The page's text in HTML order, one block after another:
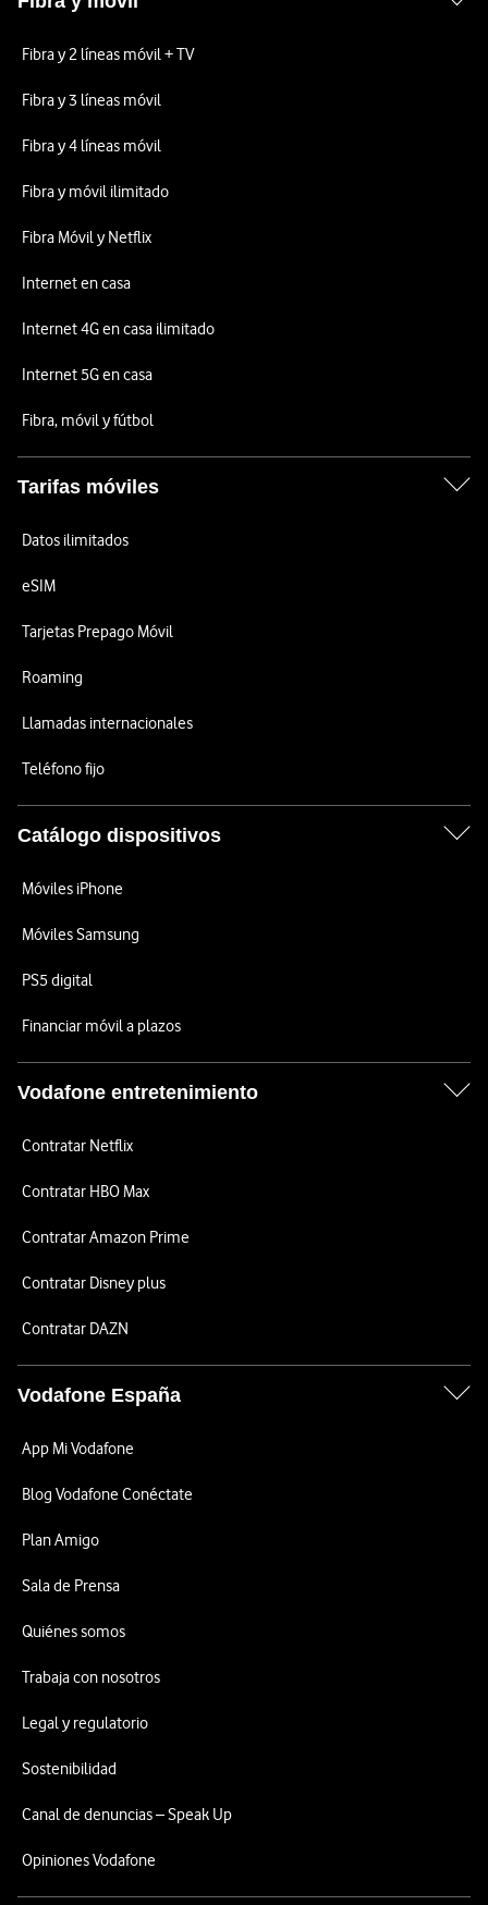
Fibra y 2 líneas móvil + TV
Fibra y 3 líneas móvil
Fibra y 4 líneas móvil
Fibra y móvil ilimitado
Fibra Móvil y Netflix
Internet en casa
Internet 4G en casa ilimitado
Internet 5G en casa
Fibra, móvil y fútbol
Tarifas móviles
Datos ilimitados
eSIM
Tarjetas Prepago Móvil
Roaming
Llamadas internacionales
Teléfono fijo
Catálogo dispositivos
Móviles iPhone
Móviles Samsung
PS5 digital
Financiar móvil a plazos
Vodafone entretenimiento
Contratar Netflix
Contratar HBO Max
Contratar Amazon Prime
Contratar Disney plus
Contratar DAZN
Vodafone España
App Mi Vodafone
Blog Vodafone Conéctate
Plan Amigo
Sala de Prensa
Quiénes somos
Trabaja con nosotros
Legal y regulatorio
Sostenibilidad
Canal de denuncias – Speak Up
Opiniones Vodafone